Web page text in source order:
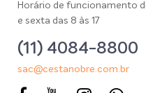
Horário de funcionamento
e sexta das 8 às 17
(11) 4084-8800
sac@cestanobre.com.br